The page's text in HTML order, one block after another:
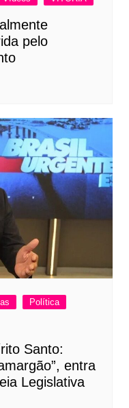
pelo
Política
Santo:
entra
Legislativa